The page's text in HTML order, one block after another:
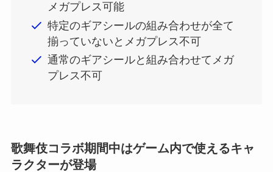
メガプレス可能
特定のギアシールの組み合わせが全て
揃っていないとメガプレス不可
通常のギアシールと組み合わせてメガ
プレス不可
歌舞伎コラボ期間中はゲーム内で使えるキャ
ラクターが登場